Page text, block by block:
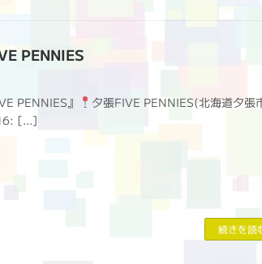
PENNIES
PENNIES』
夕張FIVE PENNIES(北海道夕張
[…]
続きを読